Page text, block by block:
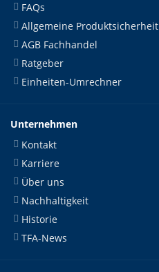
FAQs
Allgemeine Produktsicherheit
AGB Fachhandel
Ratgeber
Einheiten-Umrechner
Unternehmen
Kontakt
Karriere
Über uns
Nachhaltigkeit
Historie
TFA-News